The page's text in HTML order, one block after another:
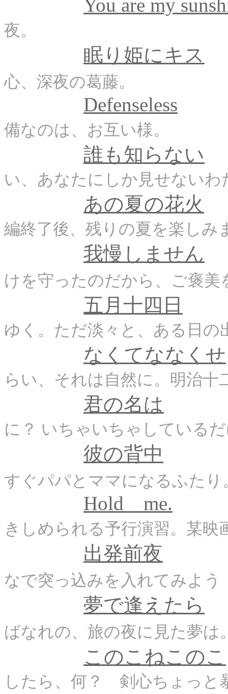
You are my
夜。
眠り姫にキス
心、深夜の葛藤。
Defenseless
備なのは、お互い様。
誰も知らない
い、あなたにしか見せない
あの夏の花火
編終了後、残りの夏を楽しみ
我慢しません
けを守ったのだから、ご褒美
五月十四日
ゆく。ただ淡々と、ある日
なくてななくせ
らい、それは自然に。明治十
君の名は
に？ いちゃいちゃしている
彼の背中
すぐパパとママになるふたり
Hold me.
きしめられる予行演習。某映
出発前夜
なで突っ込みを入れてみよう
夢で逢えたら
ばなれの、旅の夜に見た夢は
このこねこのこ
したら、何？ 剣心ちょっ